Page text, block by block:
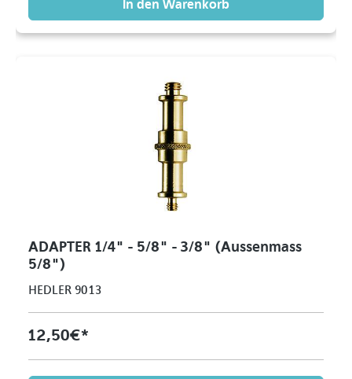
In den Warenkorb
ADAPTER 1/4" - 5/8" - 3/8" (Aussenmass
5/8")
HEDLER 9013
12,50 €*